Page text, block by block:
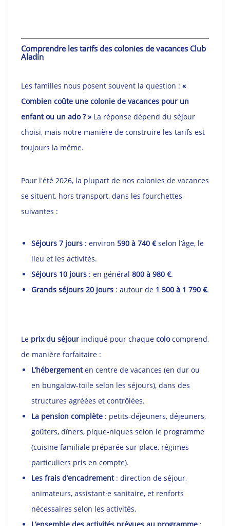
Comprendre les tarifs des colonies de vacances Club
Aladin
Les familles nous posent souvent la question : «
Combien coûte une colonie de vacances pour un
enfant ou un ado ? » La réponse dépend du séjour
choisi, mais notre manière de construire les tarifs est
toujours la même.
Pour l'été 2026, la plupart de nos colonies de vacances
se situent, hors transport, dans les fourchettes
suivantes :
Séjours 7 jours : environ 590 à 740 €selon l’âge, le
lieu et les activités.
Séjours 10 jours : en général 800 à 980 €.
Grands séjours 20 jours : autour de 1 500 à 1 790 €.
Le prix du séjour indiqué pour chaque colocomprend,
de manière forfaitaire :
L’hébergementen centre de vacances (en dur ou
en bungalow-toile selon les séjours), dans des
structures agréées et contrôlées.
La pension complète : petits-déjeuners, déjeuners,
goûters, dîners, pique-niques selon le programme
(cuisine familiale préparée sur place, régimes
particuliers pris en compte).
Les frais d’encadrement: direction de séjour,
animateurs, assistant·e sanitaire, et renforts
nécessaires selon les activités.